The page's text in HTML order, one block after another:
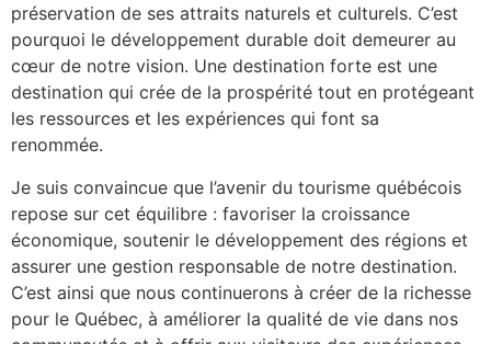
préservation de ses attraits naturels et culturels. C’est
pourquoi le développement durable doit demeurer au
cœur de notre vision. Une destination forte est une
destination qui crée de la prospérité tout en protégeant
les ressources et les expériences qui font sa
renommée.
Je suis convaincue que l’avenir du tourisme québécois
repose sur cet équilibre : favoriser la croissance
économique, soutenir le développement des régions et
assurer une gestion responsable de notre destination.
C’est ainsi que nous continuerons à créer de la richesse
pour le Québec, à améliorer la qualité de vie dans nos